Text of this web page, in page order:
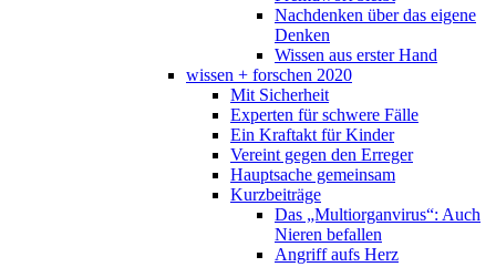
Nachdenken über das eigene
Denken
Wissen aus erster Hand
wissen + forschen 2020
Mit Sicherheit
Experten für schwere Fälle
Ein Kraftakt für Kinder
Vereint gegen den Erreger
Hauptsache gemeinsam
Kurzbeiträge
Das „Multiorganvirus“: Auch
Nieren befallen
Angriff aufs Herz